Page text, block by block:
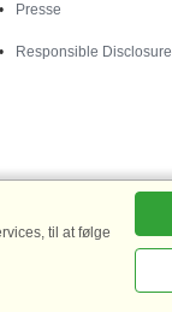
Presse
Responsible Disclosure
til at følge